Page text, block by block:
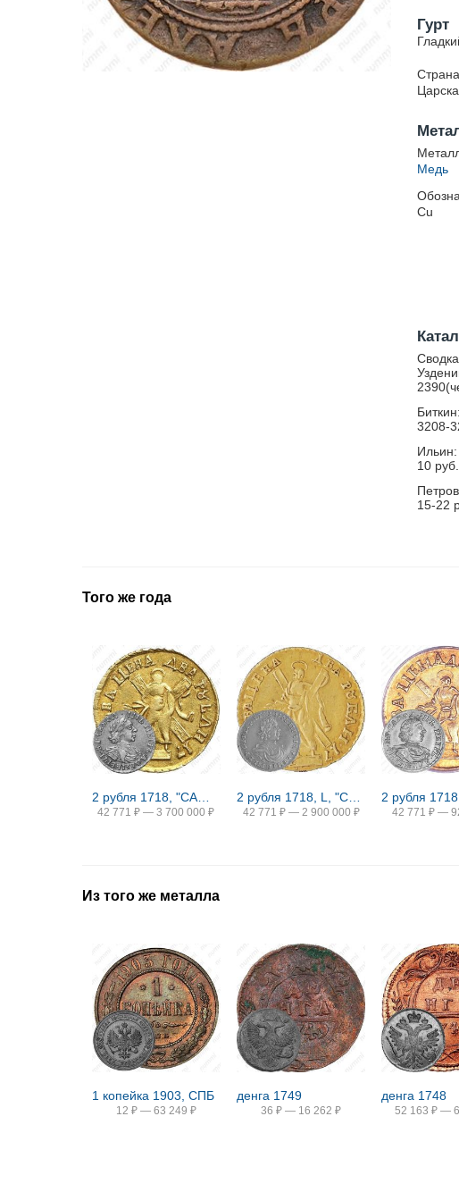
Гурт
Медь
Cu
Биткин:
3208-
Ильин:
10 руб.
15-22
Того же года
42 771 ₽ — 3 700 000 ₽ 42 771 ₽ — 2 900 000 ₽ 42 771 ₽ —
Из того же металла
1 копейка 1903, СПБ
12 ₽ — 63 249 ₽
денга 1749
36 ₽ — 16 262 ₽
денга 1748
52 163 ₽ —